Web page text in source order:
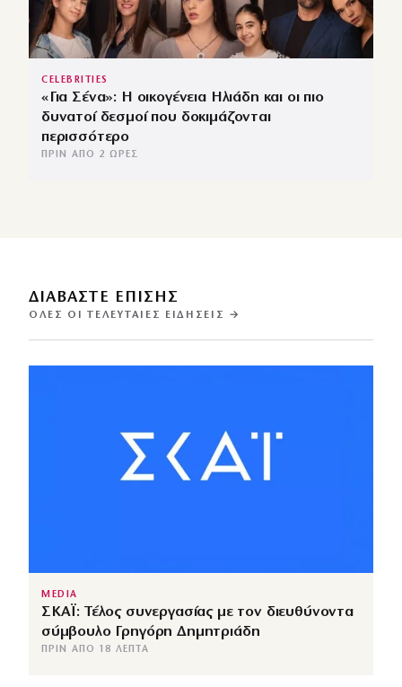
CELEBRITIES
«Για Σένα»: Η οικογένεια Ηλιάδη και οι πιο
δυνατοί δεσμοί που δοκιμάζονται
περισσότερο
ΠΡΙΝ ΑΠΌ 2 ΏΡΕΣ
ΔΙΑΒΑΣΤΕ ΕΠΙΣΗΣ
ΌΛΕΣ ΟΙ ΤΕΛΕΥΤΑΊΕΣ ΕΙΔΉΣΕΙΣ →
MEDIA
ΣΚΑΪ: Τέλος συνεργασίας με τον διευθύνοντα
σύμβουλο Γρηγόρη Δημητριάδη
ΠΡΙΝ ΑΠΌ 18 ΛΕΠΤΆ